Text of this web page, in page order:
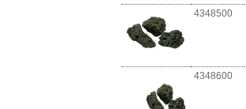
4348500
4348600